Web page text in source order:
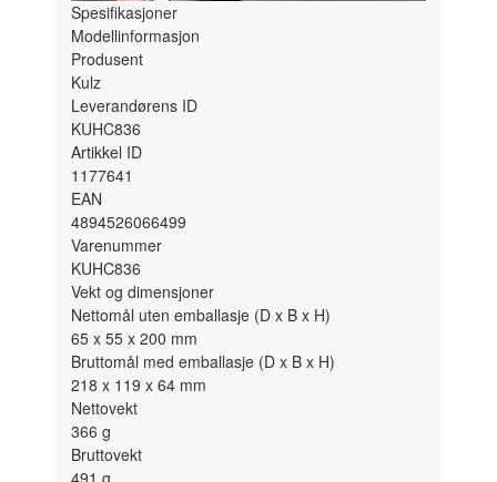
Spesifikasjoner
Modellinformasjon
Produsent
Kulz
Leverandørens ID
KUHC836
Artikkel ID
1177641
EAN
4894526066499
Varenummer
KUHC836
Vekt og dimensjoner
Nettomål uten emballasje (D x B x H)
65 x 55 x 200 mm
Bruttomål med emballasje (D x B x H)
218 x 119 x 64 mm
Nettovekt
366g
Bruttovekt